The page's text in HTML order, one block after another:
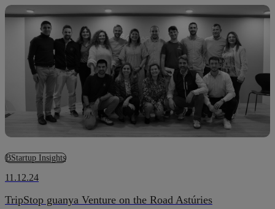
BStartup Insights
11.12.24
TripStop guanya Venture on the Road Astúries